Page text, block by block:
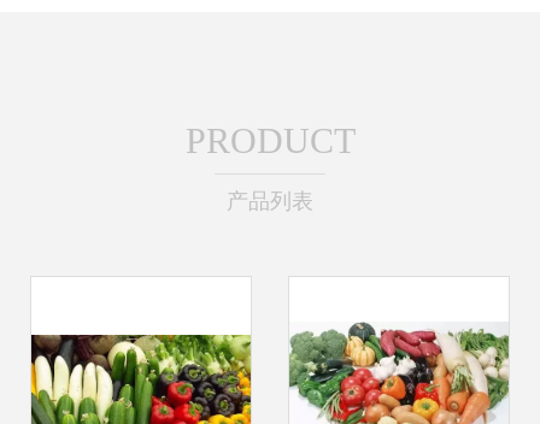
PRODUCT
产品列表